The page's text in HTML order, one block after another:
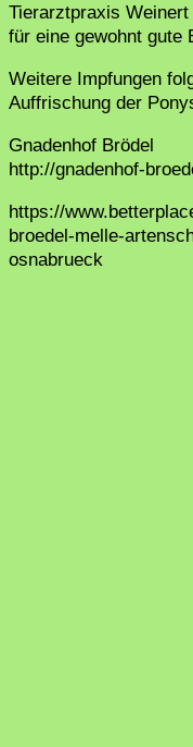
Tierarztpraxis
für eine gewohnt gute
Weitere Impfungen
Auffrischung der
Gnadenhof Brödel
http://gnadenhof-
https://
broedel-melle-
osnabrueck